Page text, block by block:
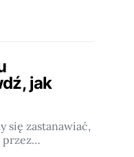
jak
się zastanawiać,
przez…